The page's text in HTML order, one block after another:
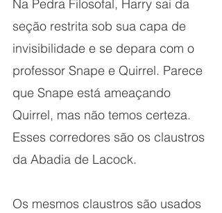
Na Pedra Filosofal, Harry sai da
seção restrita sob sua capa de
invisibilidade e se depara com o
professor Snape e Quirrel. Parece
que Snape está ameaçando
Quirrel, mas não temos certeza.
Esses corredores são os claustros
da Abadia de Lacock.
Os mesmos claustros são usados